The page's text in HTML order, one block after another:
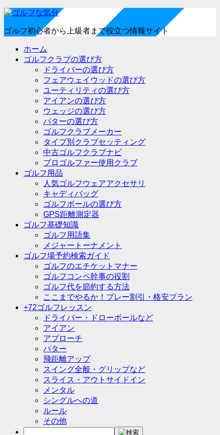
ゴルフ初心者から上級者まで役立つ情報サイト
ホーム
ゴルフクラブの選び方
ドライバーの選び方
フェアウェイウッドの選び方
ユーティリティの選び方
アイアンの選び方
ウェッジの選び方
パターの選び方
ゴルフクラブメーカー
タイプ別クラブセッティング
中古ゴルフクラブナビ
プロゴルファー使用クラブ
ゴルフ用品
人気ゴルフウェアアクセサリ
キャディバッグ
ゴルフボールの選び方
GPS距離測定器
ゴルフ基礎知識
ゴルフ用語集
メジャートーナメント
ゴルフ場予約検索ガイド
ゴルフのエチケットマナー
ゴルフコンペ幹事の役割
ゴルフ代を節約する方法
ここまでやるか！プレー割引・格安プラン
+72ゴルフレッスン
ドライバー・ドローボールなど
アイアン
アプローチ
パター
飛距離アップ
スイング全般・グリップなど
スライス・アウトサイドイン
メンタル
シングルへの道
ルール
その他